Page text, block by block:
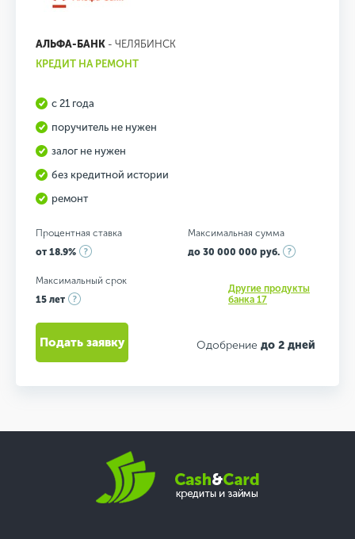
АЛЬФА-БАНК - ЧЕЛЯБИНСК
КРЕДИТ НА РЕМОНТ
с 21 года
поручитель не нужен
залог не нужен
без кредитной истории
ремонт
Процентная ставка
от 18.9%
Максимальная сумма
до 30 000 000 руб.
Максимальный срок
15 лет
Другие продукты
банка 17
Одобрение до 2 дней
Подать заявку